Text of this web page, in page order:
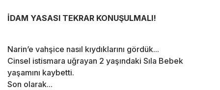
İDAM YASASI TEKRAR KONUŞULMALI!
Narin’e vahşice nasıl kıydıklarını gördük...
Cinsel istismara uğrayan 2 yaşındaki Sıla Bebek
yaşamını kaybetti.
Son olarak...